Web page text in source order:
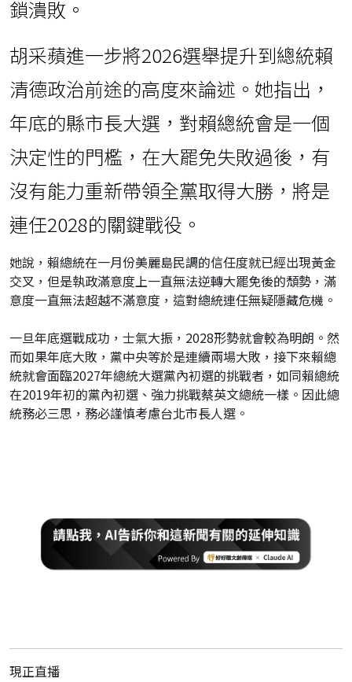
鎖潰敗。
胡采蘋進一步將2026選舉提升到總統賴
清德政治前途的高度來論述。她指出，
年底的縣市長大選，對賴總統會是一個
決定性的門檻，在大罷免失敗過後，有
沒有能力重新帶領全黨取得大勝，將是
連任2028的關鍵戰役。
她說，賴總統在一月份美麗島民調的信任度就已經出現黃金
交叉，但是執政滿意度上一直無法逆轉大罷免後的頹勢，滿
意度一直無法超越不滿意度，這對總統連任無疑隱藏危機。
一旦年底選戰成功，士氣大振，2028形勢就會較為明朗。然
而如果年底大敗，黨中央等於是連續兩場大敗，接下來賴總
統就會面臨2027年總統大選黨內初選的挑戰者，如同賴總統
在2019年初的黨內初選、強力挑戰蔡英文總統一樣。因此總
統務必三思，務必謹慎考慮台北市長人選。
現正直播